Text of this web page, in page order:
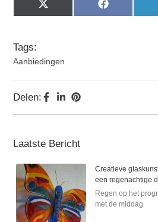
X
(Twitter)
Facebook
Tags:
Aanbiedingen
Delen:
Laatste Bericht
Creatieve
een regenachtige
Regen op het
met de middag